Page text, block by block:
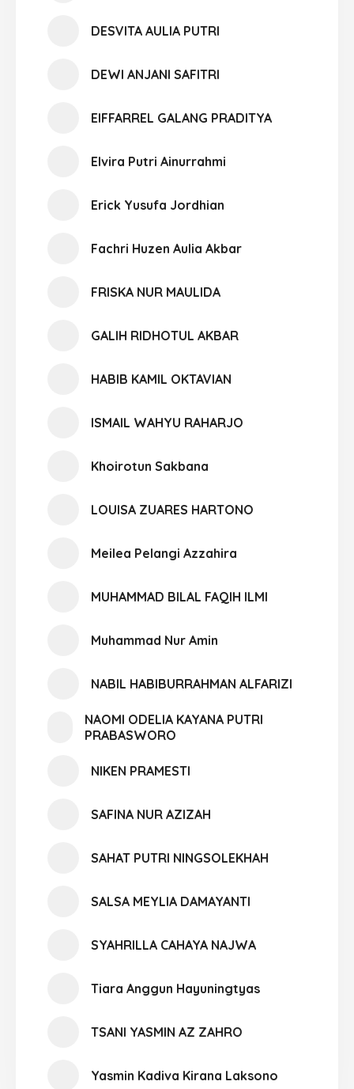
DESVITA AULIA PUTRI
DEWI ANJANI SAFITRI
EIFFARREL GALANG PRADITYA
Elvira Putri Ainurrahmi
Erick Yusufa Jordhian
Fachri Huzen Aulia Akbar
FRISKA NUR MAULIDA
GALIH RIDHOTUL AKBAR
HABIB KAMIL OKTAVIAN
ISMAIL WAHYU RAHARJO
Khoirotun Sakbana
LOUISA ZUARES HARTONO
Meilea Pelangi Azzahira
MUHAMMAD BILAL FAQIH ILMI
Muhammad Nur Amin
NABIL HABIBURRAHMAN ALFARIZI
NAOMI ODELIA KAYANA PUTRI
PRABASWORO
NIKEN PRAMESTI
SAFINA NUR AZIZAH
SAHAT PUTRI NINGSOLEKHAH
SALSA MEYLIA DAMAYANTI
SYAHRILLA CAHAYA NAJWA
Tiara Anggun Hayuningtyas
TSANI YASMIN AZ ZAHRO
Yasmin Kadiva Kirana Laksono